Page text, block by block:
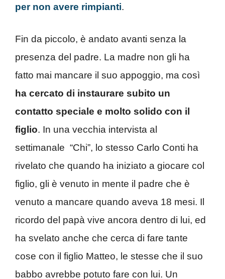
per non avere rimpianti.
Fin da piccolo, è andato avanti senza la
presenza del padre. La madre non gli ha
fatto mai mancare il suo appoggio, ma così
ha cercato di instaurare subito un
contatto speciale e molto solido con il
figlio. In una vecchia intervista al
settimanale “Chi”, lo stesso Carlo Conti ha
rivelato che quando ha iniziato a giocare col
figlio, gli è venuto in mente il padre che è
venuto a mancare quando aveva 18 mesi. Il
ricordo del papà vive ancora dentro di lui, ed
ha svelato anche che cerca di fare tante
cose con il figlio Matteo, le stesse che il suo
babbo avrebbe potuto fare con lui. Un